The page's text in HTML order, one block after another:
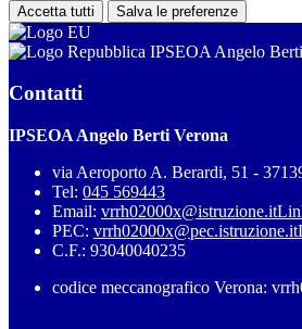
Accetta tutti Salva le preferenze
IPSEOA Angelo
Contatti
IPSEOA Angelo Berti Verona
via Aeroporto A. Berardi, 51 -
Tel: 045 569443
Email: vrrh02000x@istruzione.it
PEC: vrrh02000x@pec.istruzione.it
C.F.: 93040040235
codice meccanografico Verona: